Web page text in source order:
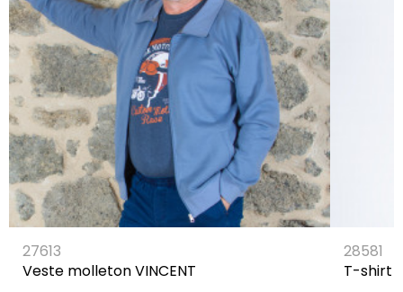
27613
Veste molleton VINCENT
28581
T-shirt